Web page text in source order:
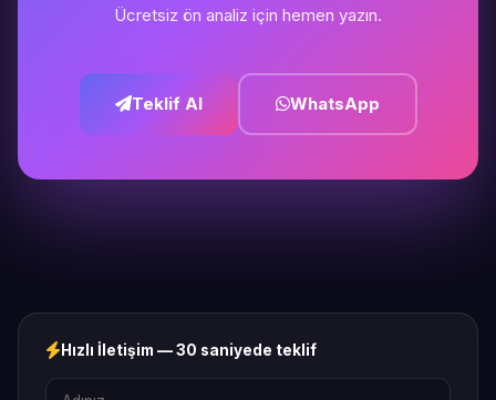
Ücretsiz ön analiz için hemen yazın.
Teklif Al WhatsApp
Hızlı İletişim — 30 saniyede teklif